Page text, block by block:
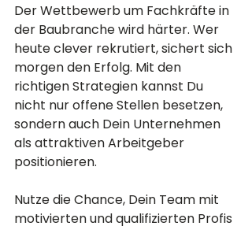
Der Wettbewerb um Fachkräfte in
der Baubranche wird härter. Wer
heute clever rekrutiert, sichert sich
morgen den Erfolg. Mit den
richtigen Strategien kannst Du
nicht nur offene Stellen besetzen,
sondern auch Dein Unternehmen
als attraktiven Arbeitgeber
positionieren.
Nutze die Chance, Dein Team mit
motivierten und qualifizierten Profis